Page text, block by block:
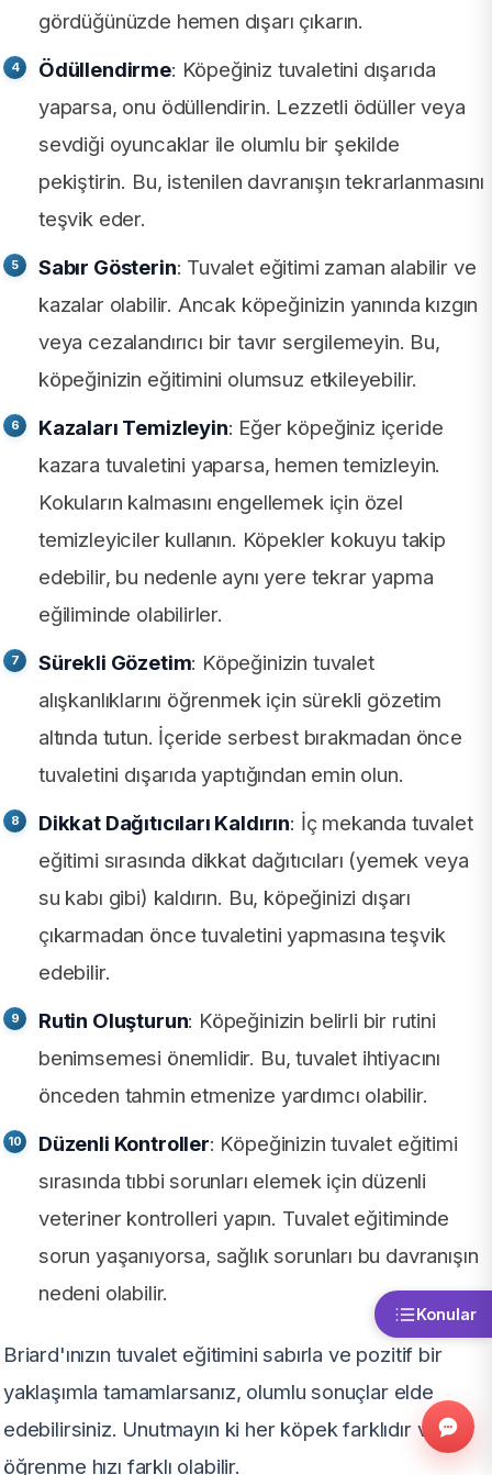
gördüğünüzde hemen dışarı çıkarın.
Ödüllendirme: Köpeğiniz tuvaletini dışarıda
yaparsa, onu ödüllendirin. Lezzetli ödüller veya
sevdiği oyuncaklar ile olumlu bir şekilde
pekiştirin. Bu, istenilen davranışın tekrarlanmasını
teşvik eder.
Sabır Gösterin: Tuvalet eğitimi zaman alabilir ve
kazalar olabilir. Ancak köpeğinizin yanında kızgın
veya cezalandırıcı bir tavır sergilemeyin. Bu,
köpeğinizin eğitimini olumsuz etkileyebilir.
Kazaları Temizleyin: Eğer köpeğiniz içeride
kazara tuvaletini yaparsa, hemen temizleyin.
Kokuların kalmasını engellemek için özel
temizleyiciler kullanın. Köpekler kokuyu takip
edebilir, bu nedenle aynı yere tekrar yapma
eğiliminde olabilirler.
Sürekli Gözetim: Köpeğinizin tuvalet
alışkanlıklarını öğrenmek için sürekli gözetim
altında tutun. İçeride serbest bırakmadan önce
tuvaletini dışarıda yaptığından emin olun.
Dikkat Dağıtıcıları Kaldırın: İç mekanda tuvalet
eğitimi sırasında dikkat dağıtıcıları (yemek veya
su kabı gibi) kaldırın. Bu, köpeğinizi dışarı
çıkarmadan önce tuvaletini yapmasına teşvik
edebilir.
Rutin Oluşturun: Köpeğinizin belirli bir rutini
benimsemesi önemlidir. Bu, tuvalet ihtiyacını
önceden tahmin etmenize yardımcı olabilir.
Düzenli Kontroller: Köpeğinizin tuvalet eğitimi
sırasında tıbbi sorunları elemek için düzenli
veteriner kontrolleri yapın. Tuvalet eğitiminde
sorun yaşanıyorsa, sağlık sorunları bu davranışın
nedeni olabilir.
Briard'ınızın tuvalet eğitimini sabırla ve pozitif bir
yaklaşımla tamamlarsanız, olumlu sonuçlar elde
edebilirsiniz. Unutmayın ki her köpek farklıdır ve her
öğrenme hızı farklı olabilir.
Konular